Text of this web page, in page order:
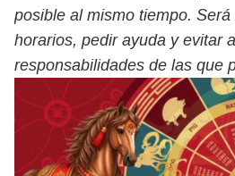
posible al mismo tiempo.
horarios, pedir ayuda y evitar
responsabilidades de las que